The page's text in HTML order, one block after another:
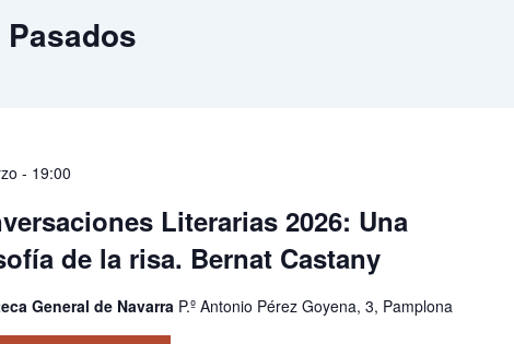
- 19:00
Literarias 2026: Una
de la risa. Bernat Castany
General de Navarra P.º Antonio Pérez Goyena, 3, Pamplona